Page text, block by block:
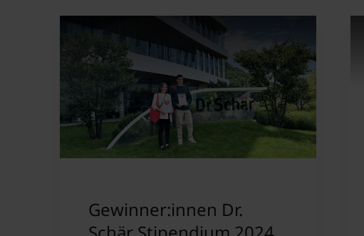
Gewinner:innen Dr.